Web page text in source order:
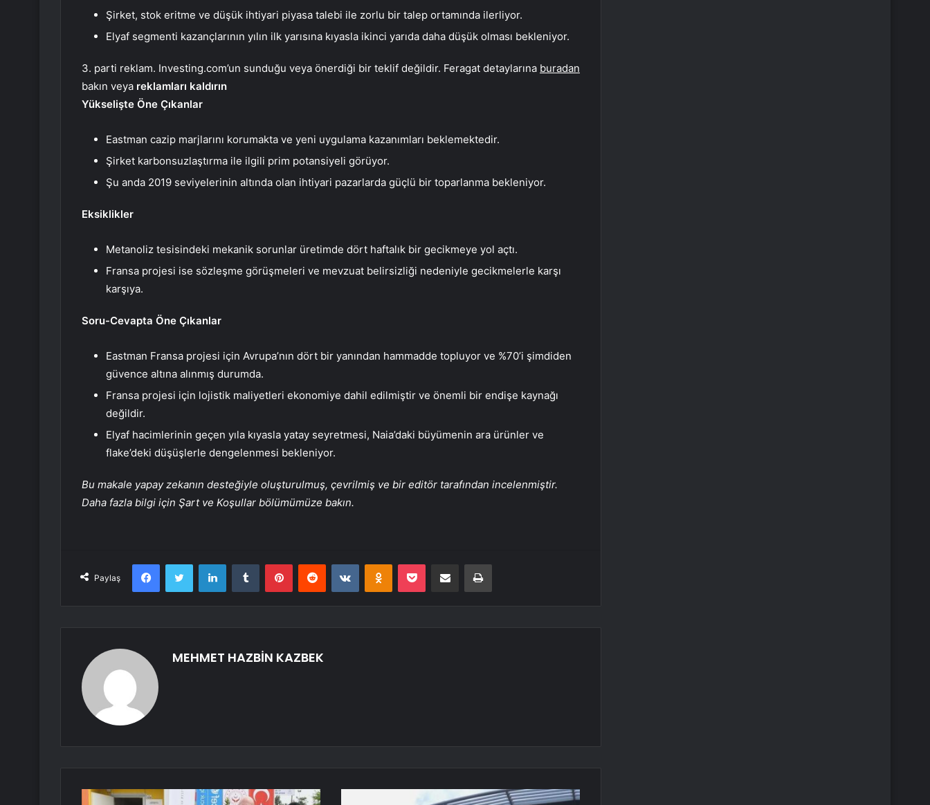
Şirket, stok eritme ve düşük ihtiyari piyasa talebi ile zorlu bir talep ortamında ilerliyor.
Elyaf segmenti kazançlarının yılın ilk yarısına kıyasla ikinci yarıda daha düşük olması bekleniyor.
3. parti reklam. Investing.com’un sunduğu veya önerdiği bir teklif değildir. Feragat detaylarına buradan
bakın veya reklamları kaldırın
Yükselişte Öne Çıkanlar
Eastman cazip marjlarını korumakta ve yeni uygulama kazanımları beklemektedir.
Şirket karbonsuzlaştırma ile ilgili prim potansiyeli görüyor.
Şu anda 2019 seviyelerinin altında olan ihtiyari pazarlarda güçlü bir toparlanma bekleniyor.
Eksiklikler
Metanoliz tesisindeki mekanik sorunlar üretimde dört haftalık bir gecikmeye yol açtı.
Fransa projesi ise sözleşme görüşmeleri ve mevzuat belirsizliği nedeniyle gecikmelerle karşı
karşıya.
Soru-Cevapta Öne Çıkanlar
Eastman Fransa projesi için Avrupa’nın dört bir yanından hammadde topluyor ve %70’i şimdiden
güvence altına alınmış durumda.
Fransa projesi için lojistik maliyetleri ekonomiye dahil edilmiştir ve önemli bir endişe kaynağı
değildir.
Elyaf hacimlerinin geçen yıla kıyasla yatay seyretmesi, Naia’daki büyümenin ara ürünler ve
flake’deki düşüşlerle dengelenmesi bekleniyor.
Bu makale yapay zekanın desteğiyle oluşturulmuş, çevrilmiş ve bir editör tarafından incelenmiştir.
Daha fazla bilgi için Şart ve Koşullar bölümümüze bakın.
Paylaş
FacebookTwitter LinkedInTumblr PinterestReddit VKontakteOdnoklassniki
Pocket E-Posta ile paylaş Yazdır
MEHMET HAZBİN KAZBEK